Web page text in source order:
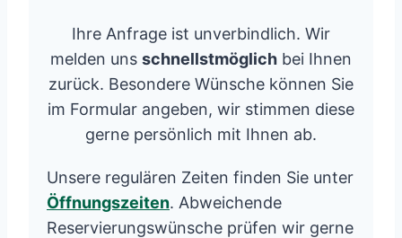
Ihre Anfrage ist unverbindlich. Wir
melden uns schnellstmöglich bei Ihnen
zurück. Besondere Wünsche können Sie
im Formular angeben, wir stimmen diese
gerne persönlich mit Ihnen ab.
Unsere regulären Zeiten finden Sie unter
Öffnungszeiten. Abweichende
Reservierungswünsche prüfen wir gerne